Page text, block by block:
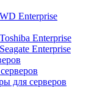
Enterprise
Enterprise
Enterprise
для серверов